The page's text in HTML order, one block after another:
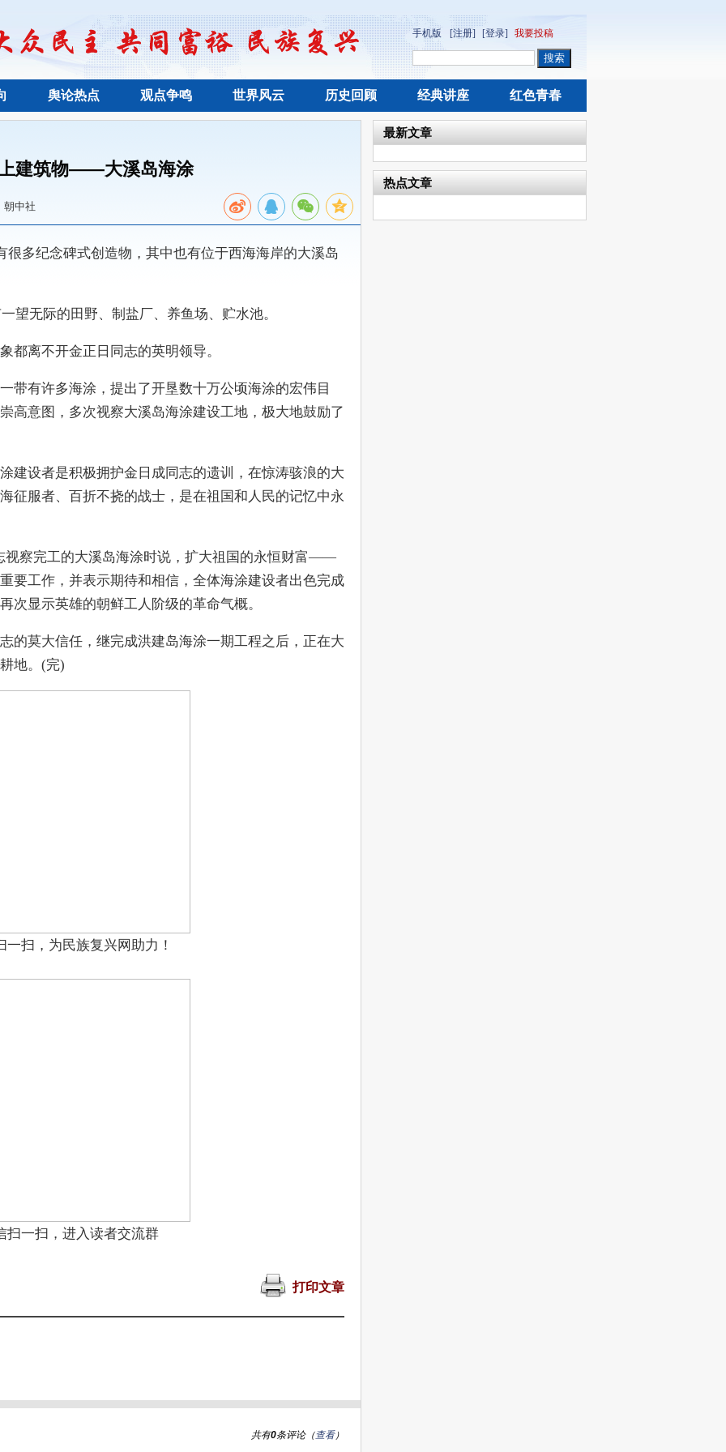
手机版 [注册] [登录] 我要投稿
舆论热点 观点争鸣 世界风云 历史回顾 经典讲座 红色青春
建筑物——大溪岛海涂
朝中社
纪念碑式创造物，其中也有位于西海海岸的大溪岛
无际的田野、制盐厂、养鱼场、贮水池。
离不开金正日同志的英明领导。
有许多海涂，提出了开垦数十万公顷海涂的宏伟目
高意图，多次视察大溪岛海涂建设工地，极大地鼓励了
设者是积极拥护金日成同志的遗训，在惊涛骇浪的大
征服者、百折不挠的战士，是在祖国和人民的记忆中永
察完工的大溪岛海涂时说，扩大祖国的永恒财富——
要工作，并表示期待和相信，全体海涂建设者出色完成
次显示英雄的朝鲜工人阶级的革命气概。
莫大信任，继完成洪建岛海涂一期工程之后，正在大
地。(完)
一扫，为民族复兴网助力！
扫一扫，进入读者交流群
打印文章
共有0条评论（查看）
最新文章
热点文章